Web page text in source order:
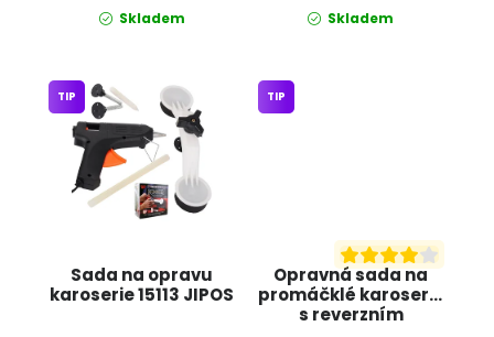
Skladem Skladem
Sada na opravu
karoserie 15113 JIPOS
TIP
Opravná sada na
promáčklé karoserie
s reverzním
TIP